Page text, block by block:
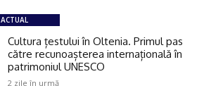
ACTUAL
Cultura țestului în Oltenia. Primul pas
către recunoașterea internațională în
patrimoniul UNESCO
2 zile în urmă